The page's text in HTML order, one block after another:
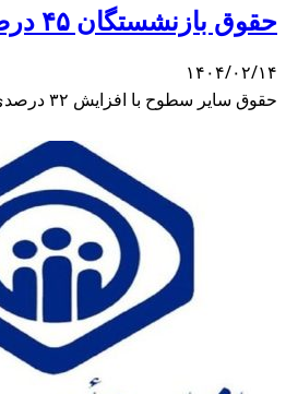
حقوق بازنشستگان ۴۵ درصد افزایش یافت/جزئیات
۱۴۰۴/۰۲/۱۴
حقوق سایر سطوح با افزایش ۳۲ درصدی همراه شده و حقوق حداقلی بگیرها ۴۵ درصد افزایش پیدا کرده است.